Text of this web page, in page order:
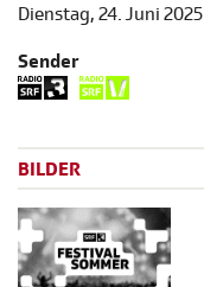
Dienstag, 24. Juni 2025
Sender
BILDER